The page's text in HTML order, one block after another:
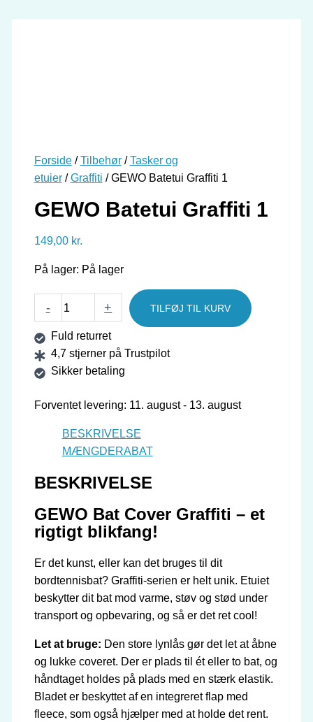
Forside/Tilbehør/Tasker og
etuier/Graffiti / GEWO Batetui Graffiti 1
GEWO Batetui Graffiti 1
149,00 kr.
På lager: På lager
-
GEWO
Batetui
Graffiti
1
antal
+ TILFØJ TIL KURV
Fuld returret
4,7 stjerner på Trustpilot
Sikker betaling
Forventet levering: 11. august - 13. august
BESKRIVELSE
MÆNGDERABAT
BESKRIVELSE
GEWO Bat Cover Graffiti – et
rigtigt blikfang!
Er det kunst, eller kan det bruges til dit
bordtennisbat? Graffiti-serien er helt unik. Etuiet
beskytter dit bat mod varme, støv og stød under
transport og opbevaring, og så er det ret cool!
Let at bruge: Den store lynlås gør det let at åbne
og lukke coveret. Der er plads til ét eller to bat, og
håndtaget holdes på plads med en stærk elastik.
Bladet er beskyttet af en integreret flap med
fleece, som også hjælper med at holde det rent.